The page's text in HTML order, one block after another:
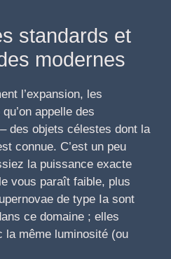
standards et
modernes
l’expansion, les
appelle des
– des objets célestes dont la
connue. C’est un peu
la puissance exacte
vous paraît faible, plus
de type Ia sont
ce domaine ; elles
la même luminosité (ou